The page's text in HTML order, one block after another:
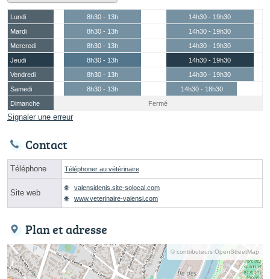
Lundi 8h30 - 13h
14h30 - 19h30
Mardi
8h30 - 13h
14h30 - 19h30
Mercredi
8h30 - 13h
14h30 - 19h30
Jeudi
8h30 - 13h
14h30 - 19h30
Vendredi
8h30 - 13h
14h30 - 19h30
Samedi
8h30 - 13h
14h30 - 18h30
Dimanche
Fermé
Signaler une erreur
Contact
Téléphone Téléphoner au vétérinaire
Site web
valensidenis.site-solocal.com
www.veterinaire-valensi.com
Plan et adresse
© contributeurs OpenStreetMap